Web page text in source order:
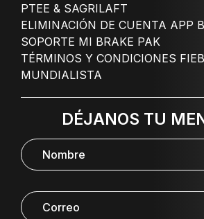
PTEE & SAGRILAFT
ELIMINACIÓN DE CUENTA APP
SOPORTE MI BRAKE PAK
TÉRMINOS Y CONDICIONES
MUNDIALISTA
DÉJANOS TU